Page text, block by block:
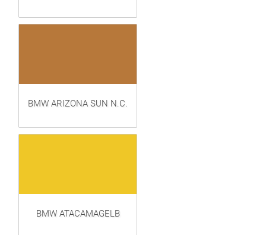
BMW ARIZONA SUN N.C.
BMW ATACAMAGELB